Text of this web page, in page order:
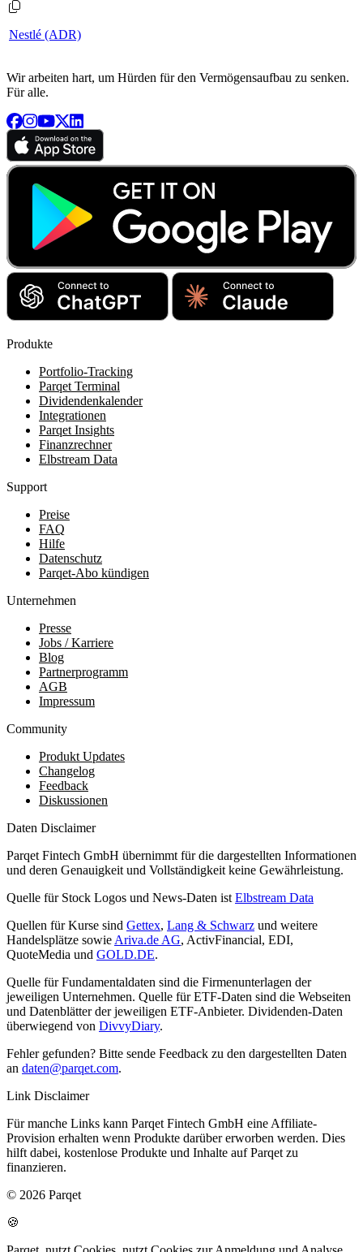
Nestlé (ADR)
Wir arbeiten hart, um Hürden für den Vermögensaufbau zu senken.
Für alle.
Produkte
Portfolio-Tracking
Parqet Terminal
Dividendenkalender
Integrationen
Parqet Insights
Finanzrechner
Elbstream Data
Support
Preise
FAQ
Hilfe
Datenschutz
Parqet-Abo kündigen
Unternehmen
Presse
Jobs / Karriere
Blog
Partnerprogramm
AGB
Impressum
Community
Produkt Updates
Changelog
Feedback
Diskussionen
Daten Disclaimer
Parqet Fintech GmbH übernimmt für die dargestellten Informationen
und deren Genauigkeit und Vollständigkeit keine Gewährleistung.
Quelle für Stock Logos und News-Daten ist Elbstream Data
Quellen für Kurse sind Gettex, Lang & Schwarz und weitere
Handelsplätze sowie Ariva.de AG, ActivFinancial, EDI,
QuoteMedia und GOLD.DE.
Quelle für Fundamentaldaten sind die Firmenunterlagen der
jeweiligen Unternehmen. Quelle für ETF-Daten sind die Webseiten
und Datenblätter der jeweiligen ETF-Anbieter. Dividenden-Daten
überwiegend von DivvyDiary.
Fehler gefunden? Bitte sende Feedback zu den dargestellten Daten
an daten@parqet.com.
Link Disclaimer
Für manche Links kann Parqet Fintech GmbH eine Affiliate-
Provision erhalten wenn Produkte darüber erworben werden. Dies
hilft dabei, kostenlose Produkte und Inhalte auf Parqet zu
finanzieren.
© 2026 Parqet
🍪